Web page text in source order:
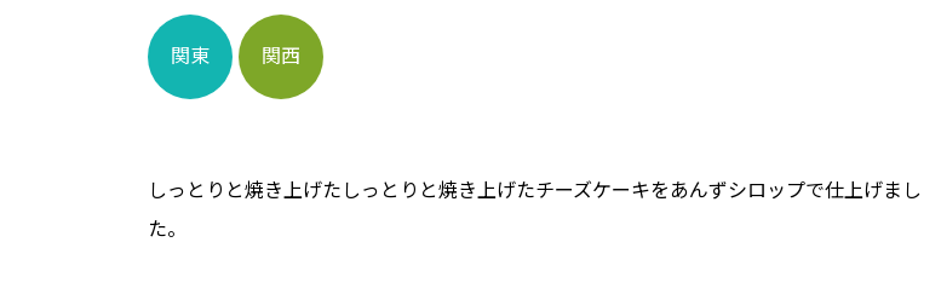
関東 関西
しっとりと焼き上げたしっとりと焼き上げたチーズケーキをあんずシロップで仕上げまし
た。